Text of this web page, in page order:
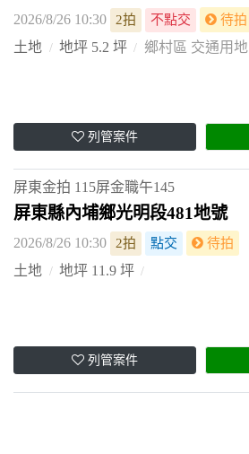
2026/8/26 10:30 2拍 不點交 待拍
土地 地坪 5.2 坪 鄉村區 交通用地
列管案件
屏東金拍 115屏金職午145
屏東縣內埔鄉光明段481地號
2026/8/26 10:30 2拍 點交 待拍
土地 地坪 11.9 坪
列管案件